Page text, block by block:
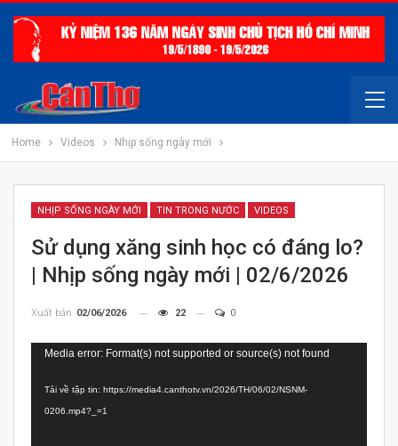
Home Videos Nhịp sống ngày mới
NHỊP SỐNG NGÀY MỚI TIN TRONG NƯỚC VIDEOS
Sử dụng xăng sinh học có đáng lo?
| Nhịp sống ngày mới | 02/6/2026
Xuất bản 02/06/2026 22 0
Trình
Video
Media error: Format(s) not supported or source(s) not found
Tải về tập tin: https://media4.canthotv.vn/2026/TH/06/02/NSNM-
0206.mp4?_=1